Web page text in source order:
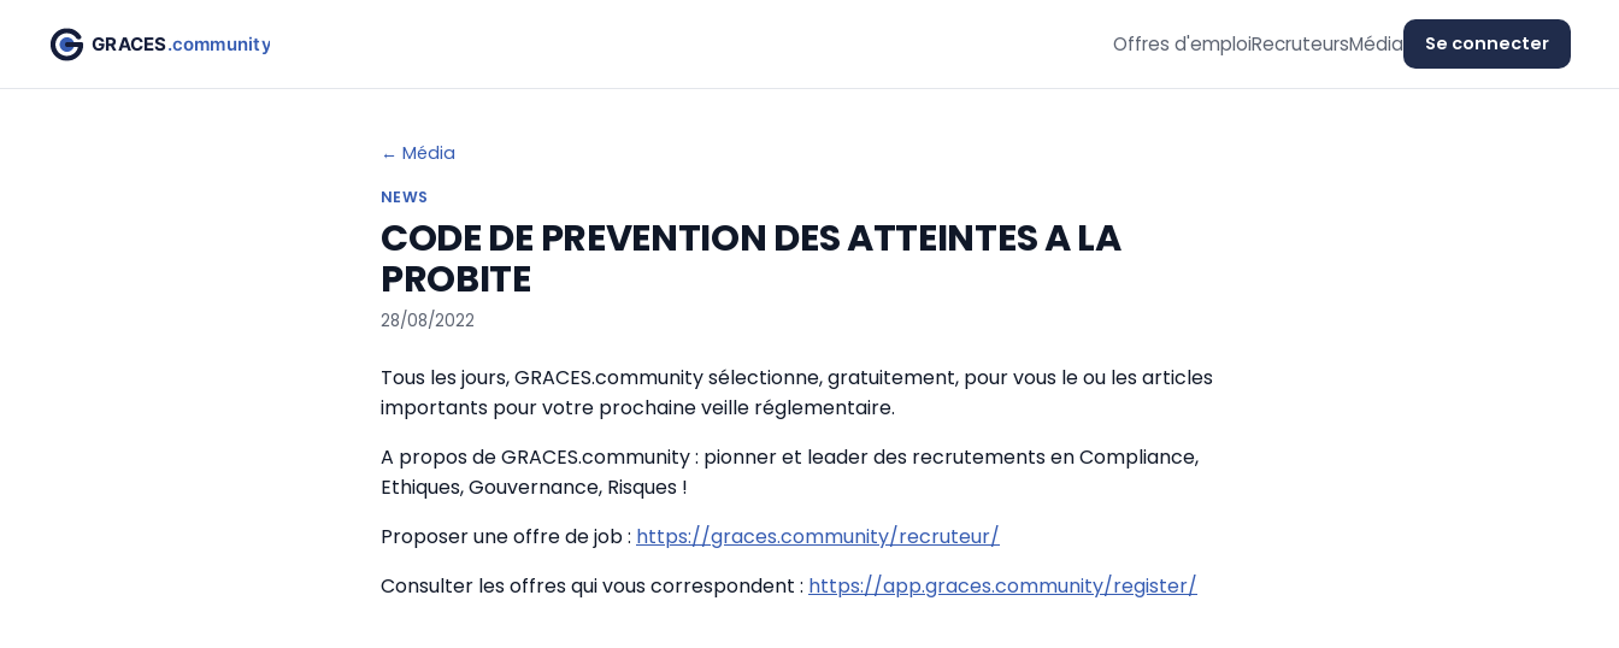
Offres d'emploiRecruteursMédia Se connecter
← Média
NEWS
CODE DE PREVENTION DES ATTEINTES A LA
PROBITE
28/08/2022
Tous les jours, GRACES.community sélectionne, gratuitement, pour vous le ou les articles
importants pour votre prochaine veille réglementaire.
A propos de GRACES.community : pionner et leader des recrutements en Compliance,
Ethiques, Gouvernance, Risques !
Proposer une offre de job : https://graces.community/recruteur/
Consulter les offres qui vous correspondent : https://app.graces.community/register/